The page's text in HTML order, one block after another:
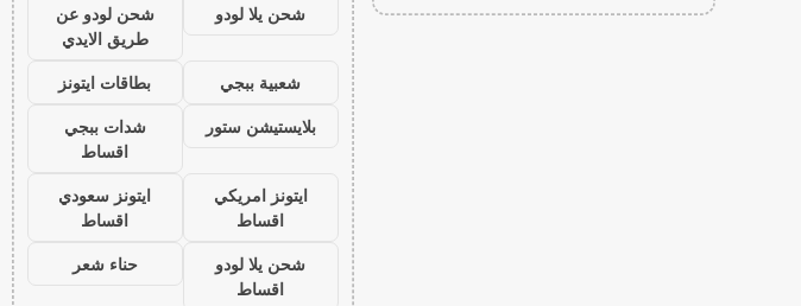
شحن يلا لودو
شحن لودو عن
طريق الايدي
شعبية ببجي
بطاقات ايتونز
بلايستيشن ستور
شدات ببجي
اقساط
ايتونز امريكي
اقساط
ايتونز سعودي
اقساط
شحن يلا لودو
اقساط
حناء شعر